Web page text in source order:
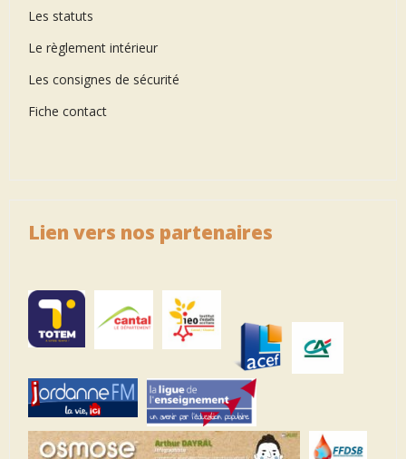
Les statuts
Le règlement intérieur
Les consignes de sécurité
Fiche contact
Lien vers nos partenaires